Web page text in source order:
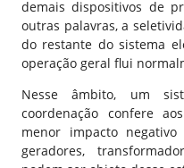
demais dispositivos de
outras palavras, a
do restante do sistema
operação geral flui
Nesse âmbito, um
coordenação confere
menor impacto
geradores,